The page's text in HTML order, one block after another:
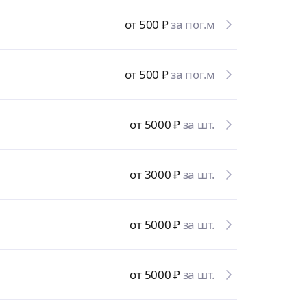
от 500 ₽за пог.м
от 500 ₽за пог.м
от 5000₽за шт.
от 3000₽за шт.
от 5000₽за шт.
от 5000₽за шт.